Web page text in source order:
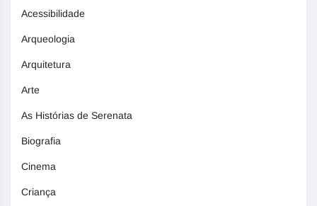
Acessibilidade
Arqueologia
Arquitetura
Arte
As Histórias de Serenata
Biografia
Cinema
Criança